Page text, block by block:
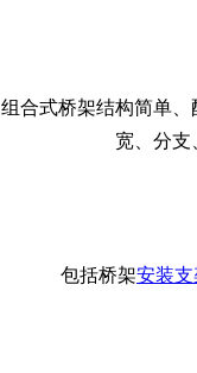
组合式桥架结构简单
宽、分支
包括桥架安装支